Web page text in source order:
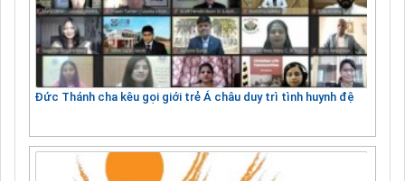
Đức Thánh cha kêu gọi giới trẻ Á châu duy trì tình huynh đệ